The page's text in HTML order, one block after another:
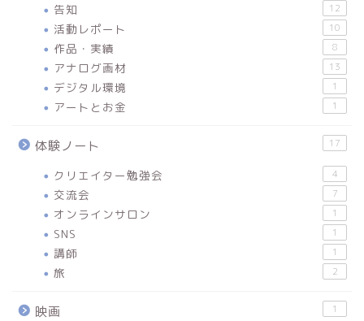
告知 12
活動レポート 10
作品・実績 8
アナログ画材 13
デジタル環境 1
アートとお金 1
体験ノート 17
クリエイター勉強会 4
交流会 7
オンラインサロン 1
SNS 1
講師 1
旅 2
映画 1